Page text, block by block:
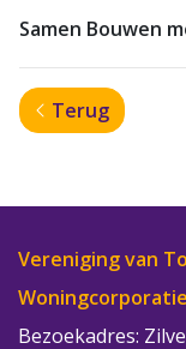
Samen Bouwen
Terug
Vereniging van
Bezoekadres: